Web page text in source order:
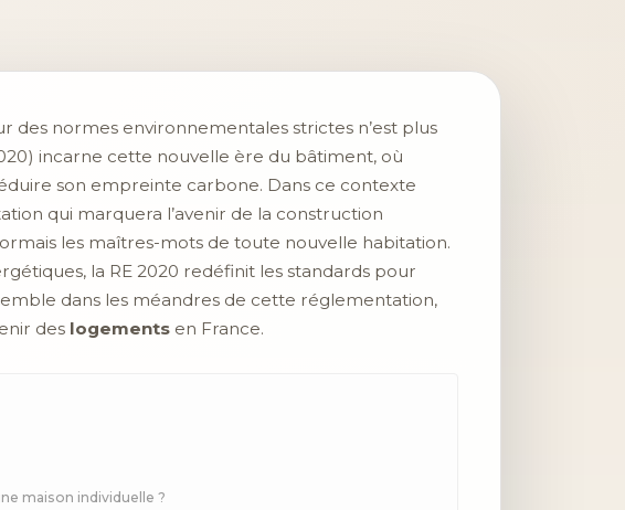
des normes environnementales strictes n’est plus
incarne cette nouvelle ère du bâtiment, où
son empreinte carbone. Dans ce contexte
qui marquera l’avenir de la construction
les maîtres-mots de toute nouvelle habitation.
la RE 2020 redéfinit les standards pour
dans les méandres de cette réglementation,
des logements en France.
maison individuelle ?